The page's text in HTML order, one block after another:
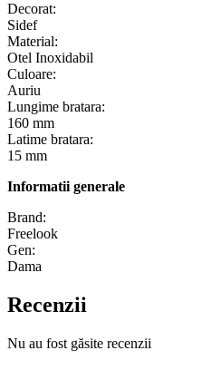
Decorat:
Sidef
Material:
Otel Inoxidabil
Culoare:
Auriu
Lungime bratara:
160 mm
Latime bratara:
15 mm
Informatii generale
Brand:
Freelook
Gen:
Dama
Recenzii
Nu au fost găsite recenzii